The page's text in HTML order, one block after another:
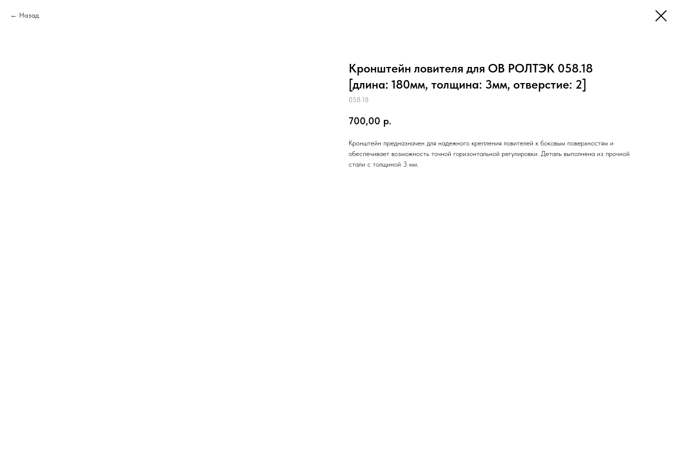
Назад
Кронштейн ловителя для ОВ РОЛТЭК 058.18
[длина: 180мм, толщина: 3мм, отверстие: 2]
058.18
700,00 р.
Кронштейн предназначен для надежного крепления ловителей к боковым поверхностям и
обеспечивает возможность точной горизонтальной регулировки. Деталь выполнена из прочной
стали с толщиной 3 мм.